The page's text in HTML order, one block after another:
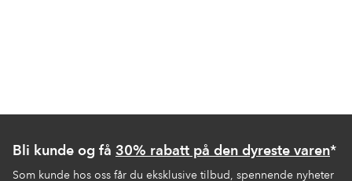
Bli kunde og få 30% rabatt på den dyreste varen*
Som kunde hos oss får du eksklusive tilbud, spennende nyheter